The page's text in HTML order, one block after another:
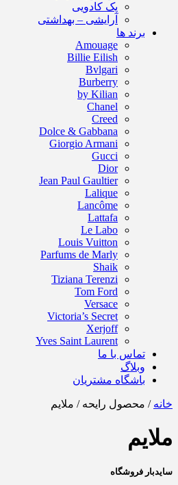
پک کادویی
آرایشی – بهداشتی
برند ها
Amouage
Billie Eilish
Bvlgari
Burberry
by Kilian
Chanel
Creed
Dolce & Gabbana
Giorgio Armani
Gucci
Dior
Jean Paul Gaultier
Lalique
Lancôme
Lattafa
Le Labo
Louis Vuitton
Parfums de Marly
Shaik
Tiziana Terenzi
Tom Ford
Versace
Victoria’s Secret
Xerjoff
Yves Saint Laurent
تماس با ما
وبلاگ
باشگاه مشتریان
خانه / محصول رایحه / ملایم
ملایم
سایدبار فروشگاه